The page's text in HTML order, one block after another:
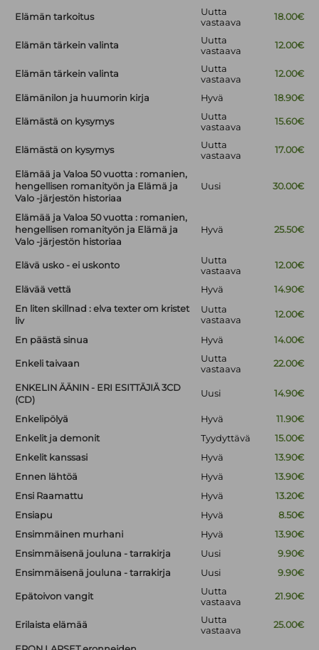
Elämän tarkoitus
Uutta
vastaava
18.00€
Elämän tärkein valinta
Uutta
vastaava
12.00€
Elämän tärkein valinta
Uutta
vastaava
12.00€
Elämänilon ja huumorin kirja Hyvä 18.90€
Elämästä on kysymys
Uutta
vastaava
15.60€
Elämästä on kysymys
Uutta
vastaava
17.00€
Elämää ja Valoa 50 vuotta : romanien,
hengellisen romanityön ja Elämä ja
Valo -järjestön historiaa
Uusi 30.00€
Elämää ja Valoa 50 vuotta : romanien,
hengellisen romanityön ja Elämä ja
Valo -järjestön historiaa
Hyvä 25.50€
Elävä usko - ei uskonto
Uutta
vastaava
12.00€
Elävää vettä Hyvä
14.90€
En liten skillnad : elva texter om kristet
liv
Uutta
vastaava
12.00€
En päästä sinua Hyvä 14.00€
Enkeli taivaan
Uutta
vastaava
22.00€
ENKELIN ÄÄNIN - ERI ESITTÄJIÄ 3CD
(CD)
Uusi 14.90€
Enkelipölyä Hyvä
11.90€
Enkelit ja demonit
Tyydyttävä
15.00€
Enkelit kanssasi
Hyvä
13.90€
Ennen lähtöä
Hyvä
13.90€
Ensi Raamattu
Hyvä
13.20€
Ensiapu
Hyvä
8.50€
Ensimmäinen murhani
Hyvä
13.90€
Ensimmäisenä jouluna - tarrakirja
Uusi
9.90€
Ensimmäisenä jouluna - tarrakirja
Uusi 9.90€
Epätoivon vangit
Uutta
vastaava
21.90€
Erilaista elämää
Uutta
vastaava
25.00€